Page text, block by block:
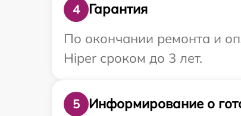
4
Гарантия
По окончании ремонта и
Hiper сроком до 3 лет.
5
Информирование о